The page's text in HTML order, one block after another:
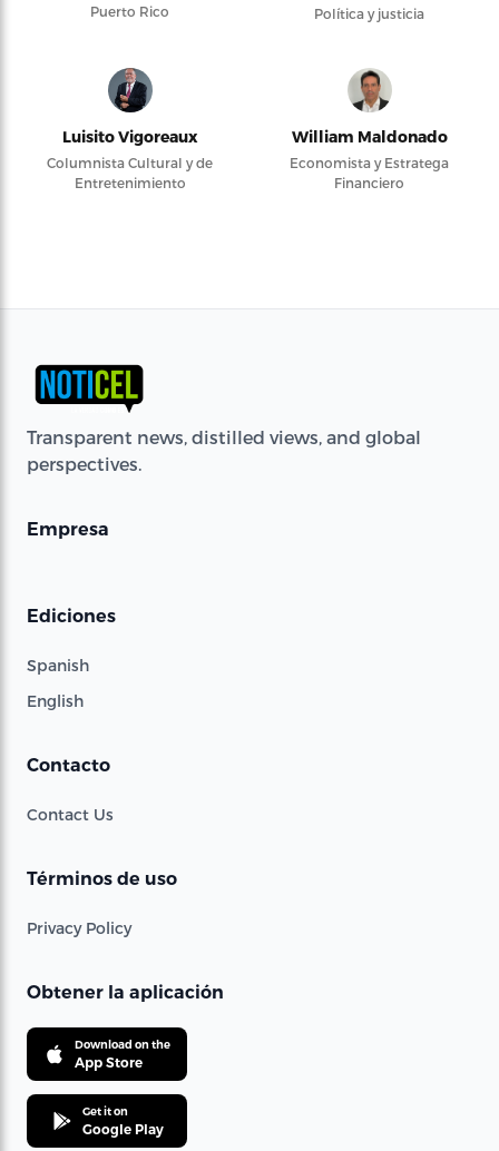
Puerto Rico
Política y justicia
Luisito Vigoreaux
Columnista Cultural y de
Entretenimiento
William Maldonado
Economista y Estratega
Financiero
Transparent news, distilled views, and global
perspectives.
Empresa
Ediciones
Spanish
English
Contacto
Contact Us
Términos de uso
Privacy Policy
Obtener la aplicación
Download on the
App Store
Get it on
Google Play